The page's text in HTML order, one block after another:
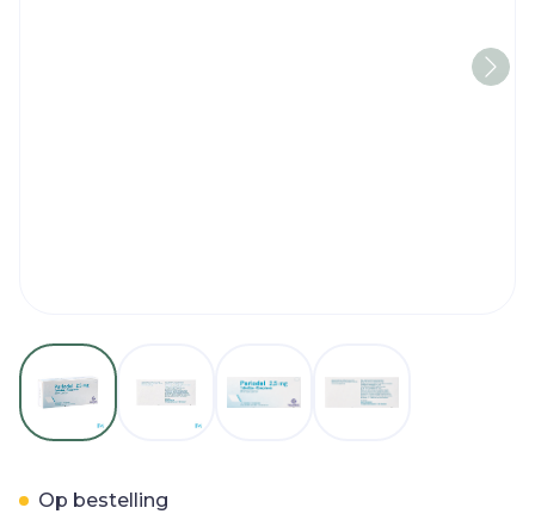
View larger image
Op bestelling